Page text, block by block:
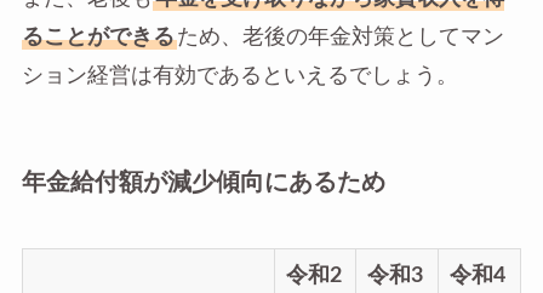
ることができるため、老後の年金対策としてマン
ション経営は有効であるといえるでしょう。
年金給付額が減少傾向にあるため
令和2
令和3
令和4